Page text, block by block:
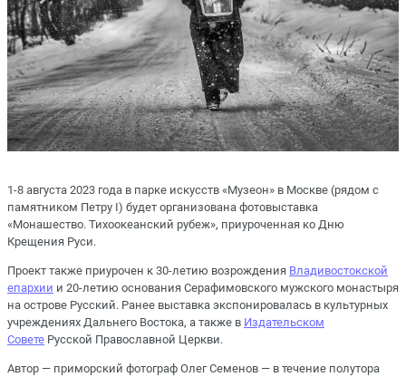
1-8 августа 2023 года в парке искусств «Музеон» в Москве (рядом с
памятником Петру I) будет организована фотовыставка
«Монашество. Тихоокеанский рубеж», приуроченная ко Дню
Крещения Руси.
Проект также приурочен к 30-летию возрождения Владивостокской
епархии и 20-летию основания Серафимовского мужского монастыря
на острове Русский. Ранее выставка экспонировалась в культурных
учреждениях Дальнего Востока, а также в Издательском
Совете Русской Православной Церкви.
Автор — приморский фотограф Олег Семенов — в течение полутора